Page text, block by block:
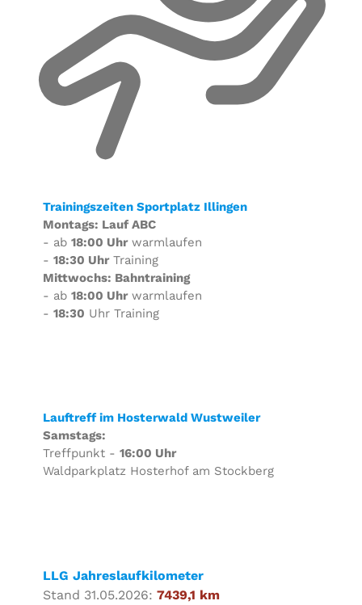
Trainingszeiten Sportplatz Illingen
Montags: Lauf ABC
- ab 18:00 Uhrwarmlaufen
- 18:30 UhrTraining
Mittwochs: Bahntraining
- ab 18:00 Uhrwarmlaufen
- 18:30 Uhr Training
Lauftreff im Hosterwald Wustweiler
Samstags:
Treffpunkt - 16:00 Uhr
Waldparkplatz Hosterhof am Stockberg
LLG Jahreslaufkilometer
Stand 31.05.2026: 7439,1 km